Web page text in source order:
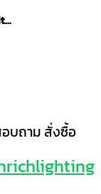
บถาม สั่งซื้อ